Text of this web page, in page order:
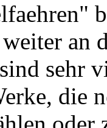
an
sehr
die